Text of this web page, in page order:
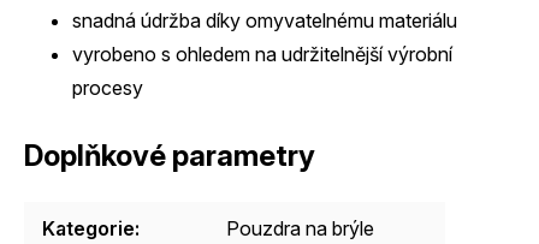
snadná údržba díky omyvatelnému materiálu
vyrobeno s ohledem na udržitelnější výrobní
procesy
Doplňkové parametry
Kategorie: Pouzdra na brýle